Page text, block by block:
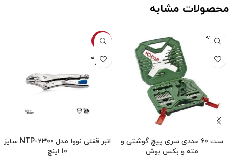
محصولات مشابه
فروخته
شده
ست 60 عددی سری پیچ گوشتی و
مته و بکس بوش
-7%
فروخته
شده
انبر قفلی نووا مدل NTP-2300 سایز
10 اینچ